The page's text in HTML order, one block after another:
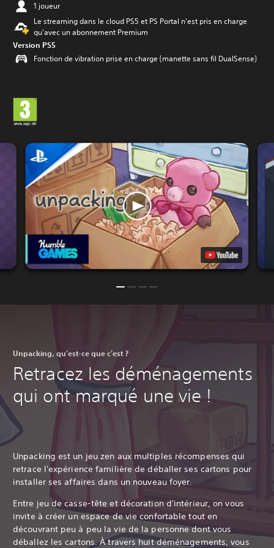
1 joueur
Le streaming dans le cloud PS5 et PS Portal n'est pris en charge
qu'avec un abonnement Premium
Version PS5
Fonction de vibration prise en charge (manette sans fil DualSense)
Unpacking, qu'est-ce que c'est ?
Retracez les déménagements
qui ont marqué une vie !
Unpacking est un jeu zen aux multiples récompenses qui
retrace l'expérience familière de déballer ses cartons pour
installer ses affaires dans un nouveau foyer.
Entre jeu de casse-tête et décoration d'intérieur, on vous
invite à créer un espace de vie confortable tout en
découvrant peu à peu la vie de la personne dont vous
déballez les cartons. À travers huit déménagements, vous